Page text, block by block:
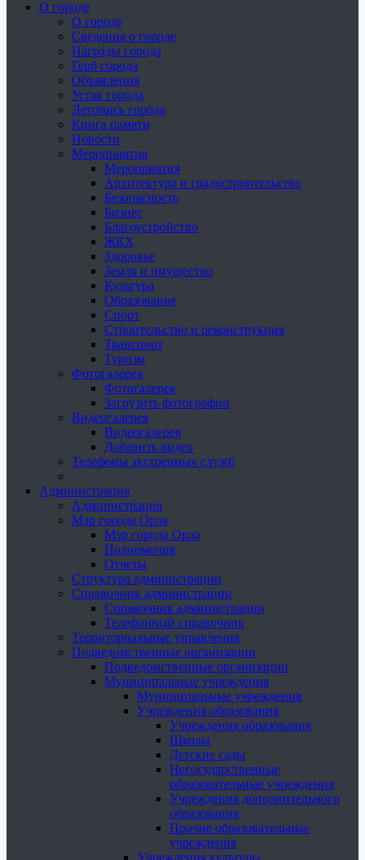
О городе
О городе
Сведения о городе
Награды города
Герб города
Объявления
Устав города
Летопись города
Книга памяти
Новости
Мероприятия
Мероприятия
Архитектура и градостроительство
Безопасность
Бизнес
Благоустройство
ЖКХ
Здоровье
Земля и имущество
Культура
Образование
Спорт
Строительство и реконструкция
Транспорт
Туризм
Фотогалерея
Фотогалерея
Загрузить фотографии
Видеогалерея
Видеогалерея
Добавить видео
Телефоны экстренных служб
Администрация
Администрация
Мэр города Орла
Мэр города Орла
Полномочия
Отчеты
Структура администрации
Справочник администрации
Справочник администрации
Телефонный справочник
Территориальные управления
Подведомственные организации
Подведомственные организации
Муниципальные учреждения
Муниципальные учреждения
Учреждения образования
Учреждения образования
Школы
Детские сады
Негосударственные
образовательные учреждения
Учреждения дополнительного
образования
Прочие образовательные
учреждения
Учреждения культуры